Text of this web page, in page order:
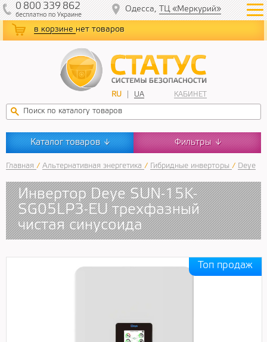
в корзине нет товаров
RU UA КАБИНЕТ
0 800 339 862
бесплатнопо Украине
Одесса, ТЦ «Меркурий»
Каталог товаров ↓ Фильтры ↓
Главная / Альтернативная энергетика / Гибридные инверторы / Deye
Инвертор Deye SUN-15K-
SG05LP3-EU трехфазный
чистая синусоида